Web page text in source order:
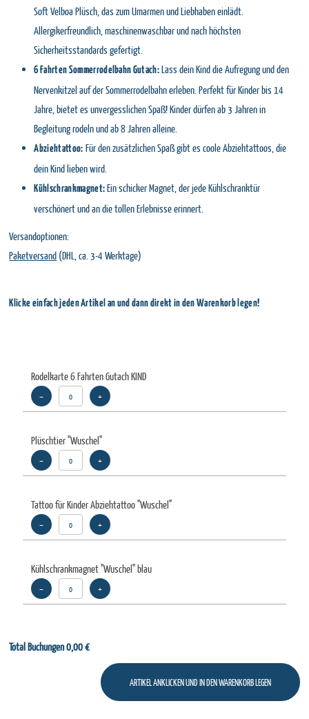
Soft Velboa Plüsch, das zum Umarmen und Liebhaben einlädt.
Allergikerfreundlich, maschinenwaschbar und nach höchsten
Sicherheitsstandards gefertigt.
6 Fahrten Sommerrodelbahn Gutach: Lass dein Kind die Aufregung und den
Nervenkitzel auf der Sommerrodelbahn erleben. Perfekt für Kinder bis 14
Jahre, bietet es unvergesslichen Spaß! Kinder dürfen ab 3 Jahren in
Begleitung rodeln und ab 8 Jahren alleine.
Abziehtattoo: Für den zusätzlichen Spaß gibt es coole Abziehtattoos, die
dein Kind lieben wird.
Kühlschrankmagnet: Ein schicker Magnet, der jede Kühlschranktür
verschönert und an die tollen Erlebnisse erinnert.
Versandoptionen:
Paketversand (DHL, ca. 3-4 Werktage)
Klicke einfach jeden Artikel an und dann direkt in den Warenkorb legen!
Rodelkarte 6 Fahrten Gutach KIND
– +
Plüschtier "Wuschel"
– +
Tattoo für Kinder Abziehtattoo "Wuschel"
– +
Kühlschrankmagnet "Wuschel" blau
– +
Total Buchungen0,00 €